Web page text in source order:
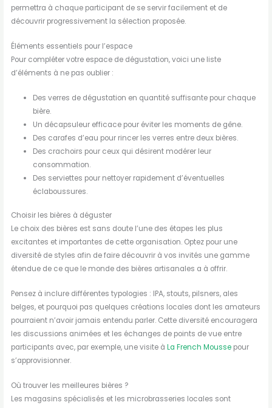
permettra à chaque participant de se servir facilement et de
découvrir progressivement la sélection proposée.
Éléments essentiels pour l’espace
Pour compléter votre espace de dégustation, voici une liste
d’éléments à ne pas oublier :
Des verres de dégustation en quantité suffisante pour chaque
bière.
Un décapsuleur efficace pour éviter les moments de gêne.
Des carafes d’eau pour rincer les verres entre deux bières.
Des crachoirs pour ceux qui désirent modérer leur
consommation.
Des serviettes pour nettoyer rapidement d’éventuelles
éclaboussures.
Choisir les bières à déguster
Le choix des bières est sans doute l’une des étapes les plus
excitantes et importantes de cette organisation. Optez pour une
diversité de styles afin de faire découvrir à vos invités une gamme
étendue de ce que le monde des bières artisanales a à offrir.
Pensez à inclure différentes typologies : IPA, stouts, pilsners, ales
belges, et pourquoi pas quelques créations locales dont les amateurs
pourraient n’avoir jamais entendu parler. Cette diversité encouragera
les discussions animées et les échanges de points de vue entre
participants avec, par exemple, une visite àLa French Mousse pour
s’approvisionner.
Où trouver les meilleures bières ?
Les magasins spécialisés et les microbrasseries locales sont